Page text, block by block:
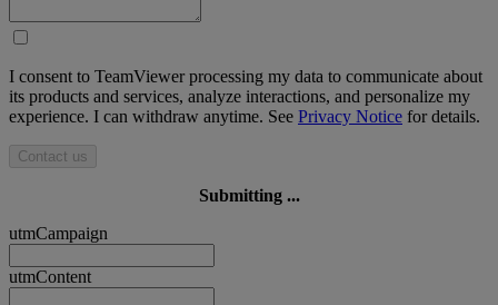
I consent to TeamViewer processing my data to communicate about
its products and services, analyze interactions, and personalize my
experience. I can withdraw anytime. See Privacy Notice for details.
Contact us
Submitting ...
utmCampaign
utmContent